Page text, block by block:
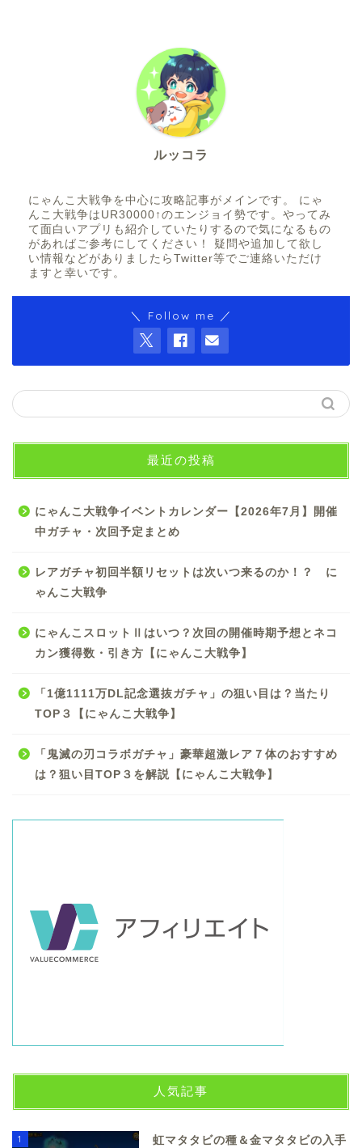
ルッコラ
にゃんこ大戦争を中心に攻略記事がメインです。 にゃ
んこ大戦争はUR30000↑のエンジョイ勢です。やってみ
て面白いアプリも紹介していたりするので気になるもの
があればご参考にしてください！ 疑問や追加して欲し
い情報などがありましたらTwitter等でご連絡いただけ
ますと幸いです。
＼ Follow me ／
最近の投稿
にゃんこ大戦争イベントカレンダー【2026年7月】開催
中ガチャ・次回予定まとめ
レアガチャ初回半額リセットは次いつ来るのか！？ に
ゃんこ大戦争
にゃんこスロットⅡはいつ？次回の開催時期予想とネコ
カン獲得数・引き方【にゃんこ大戦争】
「1億1111万DL記念選抜ガチャ」の狙い目は？当たり
TOP３【にゃんこ大戦争】
「鬼滅の刃コラボガチャ」豪華超激レア７体のおすすめ
は？狙い目TOP３を解説【にゃんこ大戦争】
人気記事
1
虹マタタビの種＆金マタタビの入手